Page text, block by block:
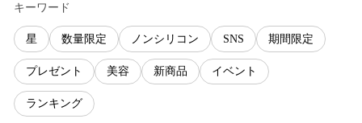
キーワード
星 数量限定 ノンシリコン SNS 期間限定
プレゼント 美容 新商品 イベント
ランキング